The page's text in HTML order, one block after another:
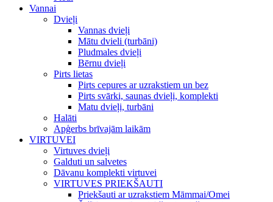
Vannai
Dvieļi
Vannas dvieļi
Mātu dvieli (turbāni)
Pludmales dvieļi
Bērnu dvieļi
Pirts lietas
Pirts cepures ar uzrakstiem un bez
Pirts svārki, saunas dvieļi, komplekti
Matu dvieļi, turbāni
Halāti
Apģerbs brīvajām laikām
VIRTUVEI
Virtuves dvieļi
Galduti un salvetes
Dāvanu komplekti virtuvei
VIRTUVES PRIEKŠAUTI
Priekšauti ar uzrakstiem Māmmai/Omei